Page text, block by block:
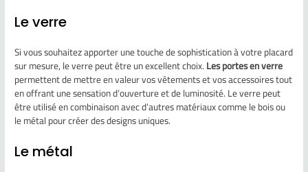
Le verre
Si vous souhaitez apporter une touche de sophistication à votre placard
sur mesure, le verre peut être un excellent choix.Les portes en verre
permettent de mettre en valeur vos vêtements et vos accessoires tout
en offrant une sensation d’ouverture et de luminosité. Le verre peut
être utilisé en combinaison avec d’autres matériaux comme le bois ou
le métal pour créer des designs uniques.
Le métal